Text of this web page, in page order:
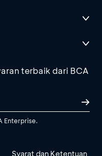
terbaik dari BCA
Enterprise.
Syarat dan Ketentuan